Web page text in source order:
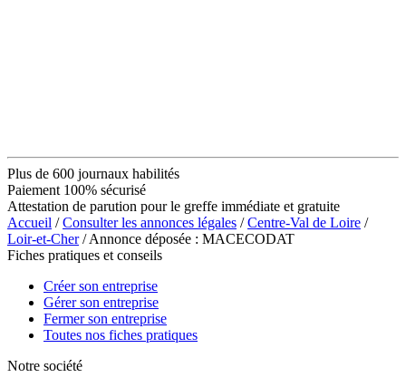
Plus de 600 journaux habilités
Paiement 100% sécurisé
Attestation de parution pour le greffe immédiate et gratuite
Accueil /Consulter les annonces légales /Centre-Val de Loire /
Loir-et-Cher/ Annonce déposée : MACECODAT
Fiches pratiques et conseils
Créer son entreprise
Gérer son entreprise
Fermer son entreprise
Toutes nos fiches pratiques
Notre société